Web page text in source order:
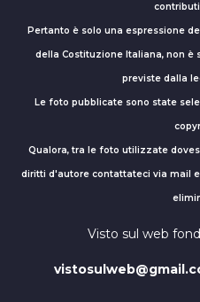
Pertanto è solo una espressione
della Costituzione Italiana, non
previste dalla
Le foto pubblicate sono state
Qualora, tra le foto utilizzate
diritti d'autore contattateci via mail
Visto sul web